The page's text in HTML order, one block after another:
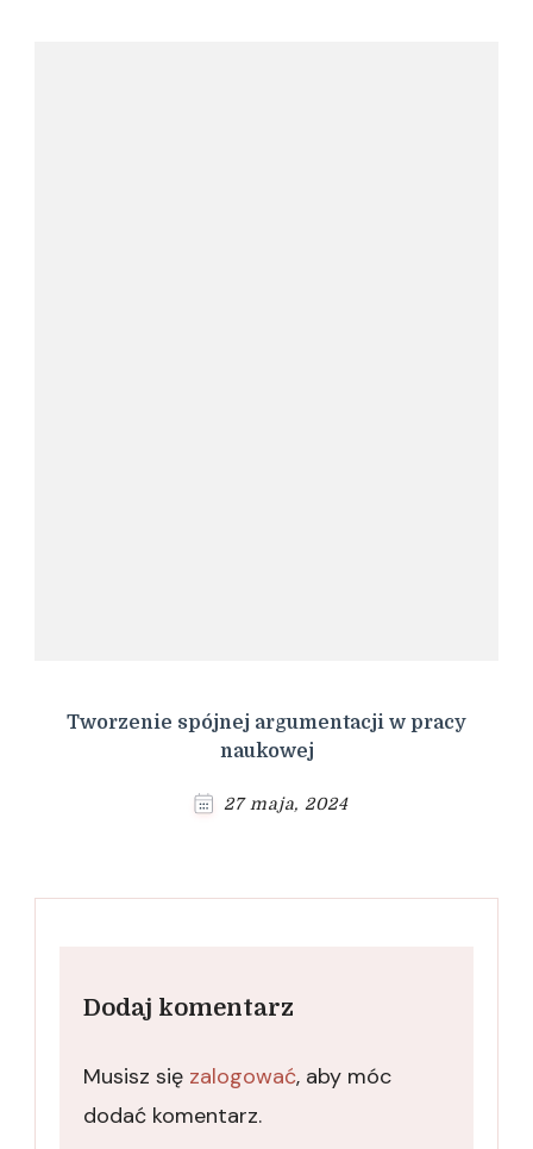
Tworzenie spójnej argumentacji w pracy
naukowej
27 maja, 2024
Dodaj komentarz
Musisz się zalogować, aby móc
dodać komentarz.